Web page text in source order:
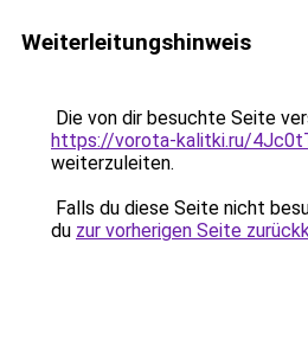
Weiterleitungshinweis
Die von dir besuchte Seite
https://vorota-kalitki.ru/
weiterzuleiten.
Falls du diese Seite nicht
du zur vorherigen Seite